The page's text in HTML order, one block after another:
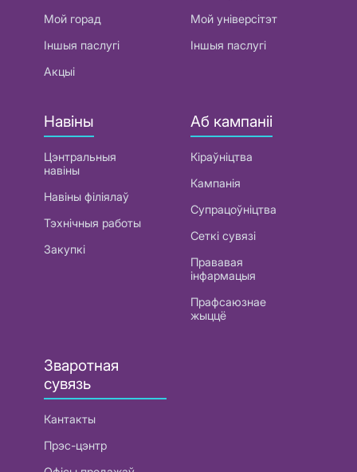
Мой горад
Іншыя паслугі
Акцыі
Мой універсітэт
Іншыя паслугі
Навіны
Цэнтральныя
навіны
Навіны філіялаў
Тэхнічныя работы
Закупкі
Аб кампаніі
Кіраўніцтва
Кампанія
Супрацоўніцтва
Сеткі сувязі
Прававая
інфармацыя
Прафсаюзнае
жыццё
Зваротная
сувязь
Кантакты
Прэс-цэнтр